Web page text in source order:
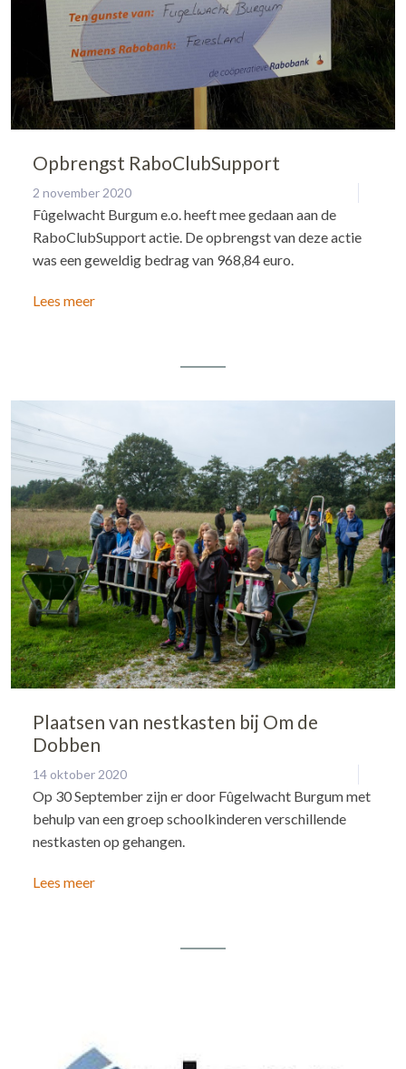
Opbrengst RaboClubSupport
2 november 2020
Fûgelwacht Burgum e.o. heeft mee gedaan aan de
RaboClubSupport actie. De opbrengst van deze actie
was een geweldig bedrag van 968,84 euro.
Lees meer
Plaatsen van nestkasten bij Om de
Dobben
14 oktober 2020
Op 30 September zijn er door Fûgelwacht Burgum met
behulp van een groep schoolkinderen verschillende
nestkasten op gehangen.
Lees meer